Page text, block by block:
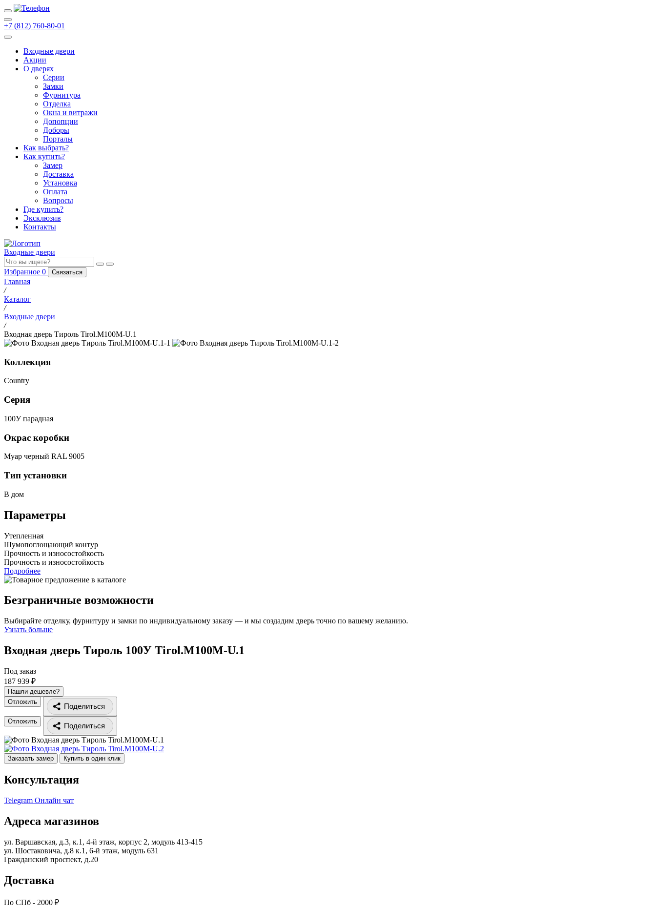
+7 (812) 760-80-01
Входные двери
Акции
О дверях
Cерии
Замки
Фурнитура
Отделка
Окна и витражи
Допопции
Доборы
Порталы
Как выбрать?
Как купить?
Замер
Доставка
Установка
Оплата
Вопросы
Где купить?
Эксклюзив
Контакты
Входные двери
Избранное 0 Связаться
Главная
/
Каталог
/
Входные двери
/
Входная дверь Тироль Tirol.M100M-U.1
Коллекция
Country
Серия
100У парадная
Окрас коробки
Муар черный RAL 9005
Тип установки
В дом
Параметры
Утепленная
Шумопоглощающий контур
Прочность и износостойкость
Прочность и износостойкость
Подробнее
Безграничные возможности
Выбирайте отделку, фурнитуру и замки по индивидуальному заказу — и мы создадим дверь точно по вашему желанию.
Узнать больше
Входная дверь Тироль 100У Tirol.M100M-U.1
Под заказ
187 939 ₽
Нашли дешевле?
Отложить
Поделиться
Отложить
Поделиться
Заказать замер Купить в один клик
Консультация
Telegram Онлайн чат
Адреса магазинов
ул. Варшавская, д.3, к.1, 4-й этаж, корпус 2, модуль 413-415
ул. Шостаковича, д.8 к.1, 6-й этаж, модуль 631
Гражданский проспект, д.20
Доставка
По СПб - 2000 ₽